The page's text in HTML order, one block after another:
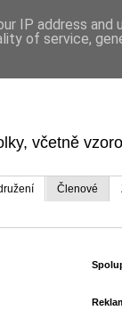
včetně
Členové
IP address and
of service,